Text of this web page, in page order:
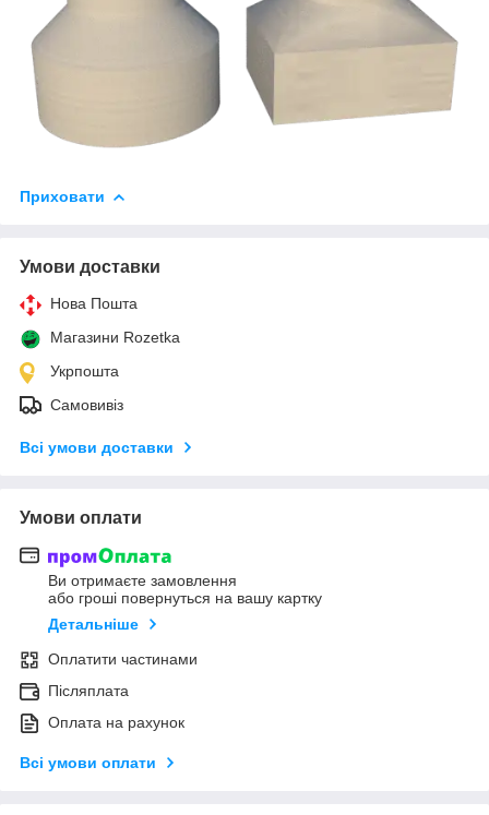
Приховати
Умови доставки
Нова Пошта
Магазини Rozetka
Укрпошта
Самовивіз
Всі умови доставки
Умови оплати
Ви отримаєте замовлення
або гроші повернуться на вашу картку
Детальніше
Оплатити частинами
Післяплата
Оплата на рахунок
Всі умови оплати